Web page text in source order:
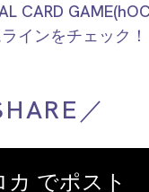
CARD
インをチェック！
／
カ でポスト